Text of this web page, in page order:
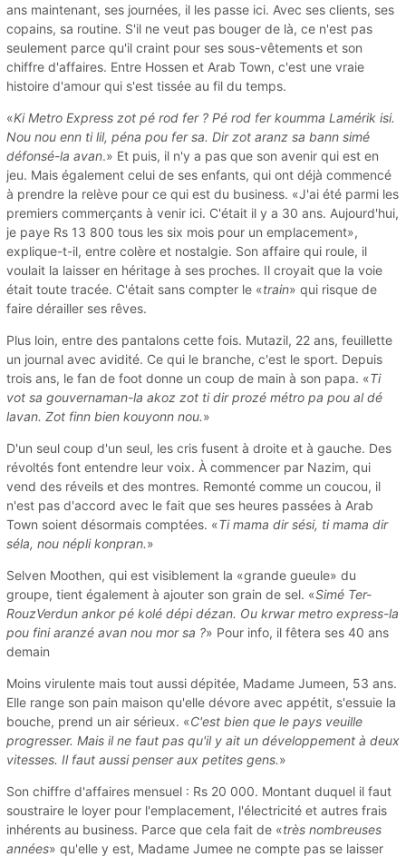
ans maintenant, ses journées, il les passe ici. Avec ses clients, ses
copains, sa routine. S'il ne veut pas bouger de là, ce n'est pas
seulement parce qu'il craint pour ses sous-vêtements et son
chiffre d'affaires. Entre Hossen et Arab Town, c'est une vraie
histoire d'amour qui s'est tissée au fil du temps.
«Ki Metro Express zot pé rod fer ? Pé rod fer koumma Lamérik isi.
Nou nou enn ti lil, péna pou fer sa. Dir zot aranz sa bann simé
défonsé-la avan.» Et puis, il n'y a pas que son avenir qui est en
jeu. Mais également celui de ses enfants, qui ont déjà commencé
à prendre la relève pour ce qui est du business. «J'ai été parmi les
premiers commerçants à venir ici. C'était il y a 30 ans. Aujourd'hui,
je paye Rs 13 800 tous les six mois pour un emplacement»,
explique-t-il, entre colère et nostalgie. Son affaire qui roule, il
voulait la laisser en héritage à ses proches. Il croyait que la voie
était toute tracée. C'était sans compter le «train» qui risque de
faire dérailler ses rêves.
Plus loin, entre des pantalons cette fois. Mutazil, 22 ans, feuillette
un journal avec avidité. Ce qui le branche, c'est le sport. Depuis
trois ans, le fan de foot donne un coup de main à son papa. «Ti
vot sa gouvernaman-la akoz zot ti dir prozé métro pa pou al dé
lavan. Zot finn bien kouyonn nou.»
D'un seul coup d'un seul, les cris fusent à droite et à gauche. Des
révoltés font entendre leur voix. À commencer par Nazim, qui
vend des réveils et des montres. Remonté comme un coucou, il
n'est pas d'accord avec le fait que ses heures passées à Arab
Town soient désormais comptées. «Ti mama dir sési, ti mama dir
séla, nou népli konpran.»
Selven Moothen, qui est visiblement la «grande gueule» du
groupe, tient également à ajouter son grain de sel. «Simé Ter-
RouzVerdun ankor pé kolé dépi dézan. Ou krwar metro express-la
pou fini aranzé avan nou mor sa ?» Pour info, il fêtera ses 40 ans
demain
Moins virulente mais tout aussi dépitée, Madame Jumeen, 53 ans.
Elle range son pain maison qu'elle dévore avec appétit, s'essuie la
bouche, prend un air sérieux. «C'est bien que le pays veuille
progresser. Mais il ne faut pas qu'il y ait un développement à deux
vitesses. Il faut aussi penser aux petites gens.»
Son chiffre d'affaires mensuel : Rs 20 000. Montant duquel il faut
soustraire le loyer pour l'emplacement, l'électricité et autres frais
inhérents au business. Parce que cela fait de «très nombreuses
années» qu'elle y est, Madame Jumee ne compte pas se laisser